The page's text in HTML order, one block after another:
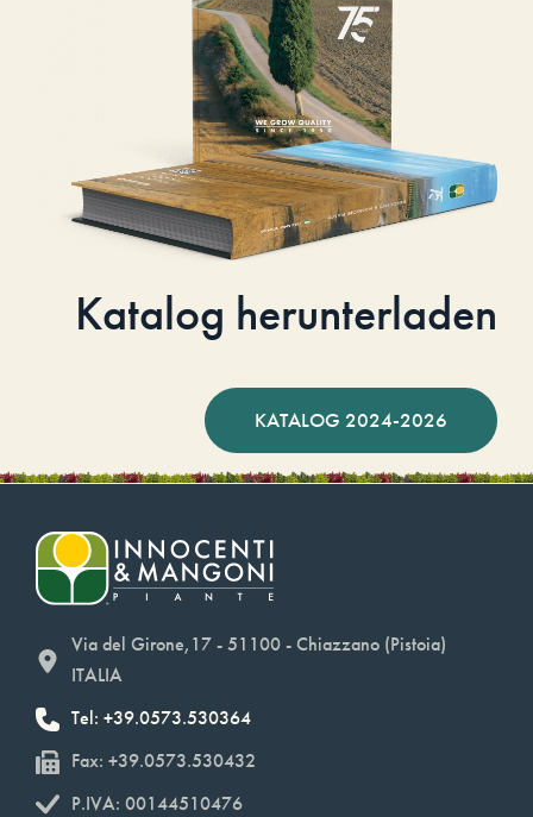
Katalog herunterladen
KATALOG 2024-2026
Via del Girone,17 - 51100 - Chiazzano (Pistoia)
ITALIA
Tel: +39.0573.530364
Fax: +39.0573.530432
P.IVA: 00144510476